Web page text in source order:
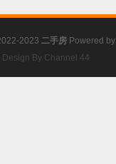
2023 二手房 Powered by
Design By Channel 44